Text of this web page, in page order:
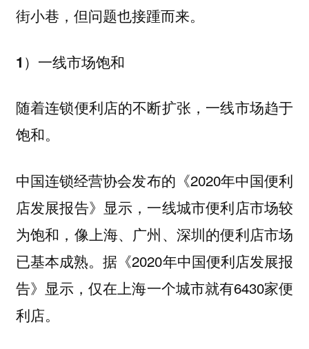
街小巷，但问题也接踵而来。
1）一线市场饱和
随着连锁便利店的不断扩张，一线市场趋于
饱和。
中国连锁经营协会发布的《2020年中国便利
店发展报告》显示，一线城市便利店市场较
为饱和，像上海、广州、深圳的便利店市场
已基本成熟。据《2020年中国便利店发展报
告》显示，仅在上海一个城市就有6430家便
利店。